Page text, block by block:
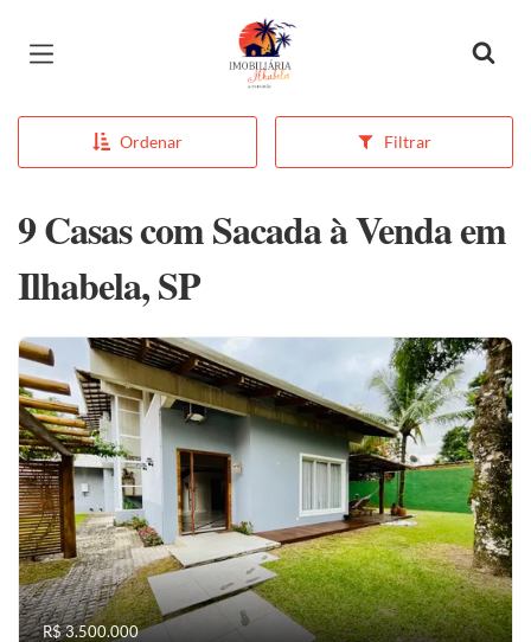
Página inicial
Ordenar Filtrar
9 Casas com Sacada à Venda em
Ilhabela, SP
R$ 3.500.000